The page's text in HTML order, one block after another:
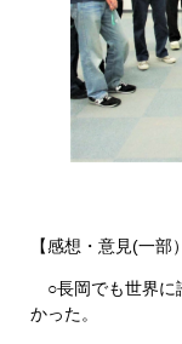
【感想・意見(一部
○長岡でも世界に
かった。